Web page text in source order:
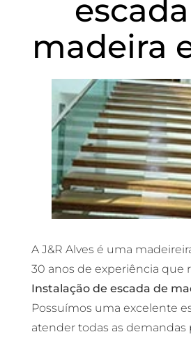
madeira
A J&R Alves é uma
30 anos de experiência que
Instalação de escada de
Possuímos uma excelente
atender todas as demandas